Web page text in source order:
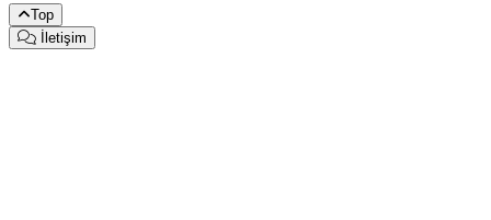
Top
İletişim